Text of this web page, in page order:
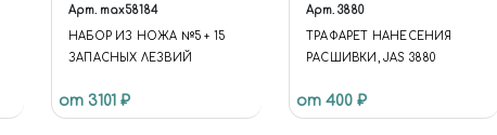
Арт. max58184
НАБОР ИЗ НОЖА №5 + 15
ЗАПАСНЫХ ЛЕЗВИЙ
от 3101 ₽
Арт. 3880
ТРАФАРЕТ НАНЕСЕНИЯ
РАСШИВКИ, JAS 3880
от 400 ₽